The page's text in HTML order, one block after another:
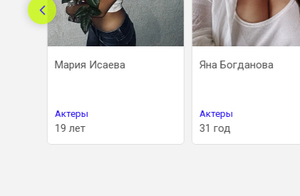
Мария Исаева
Актеры
19 лет
Яна Богданова
Актеры
31 год